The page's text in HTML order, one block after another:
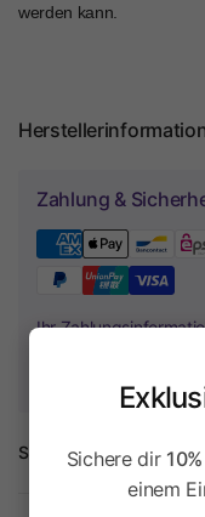
werden kann.
Zahlung &
Ihr
Share: Sichere dir
einem